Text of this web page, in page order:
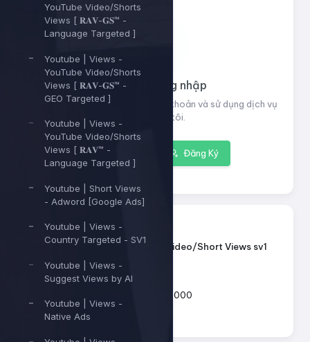
YouTube Video/Shorts
Views [ 𝐑𝐀𝐕-𝐆𝐒™ -
Language Targeted ]
Youtube | Views -
YouTube Video/Shorts
Views [ 𝐑𝐀𝐕-𝐆𝐒™ -
GEO Targeted ]
Youtube | Views -
YouTube Video/Shorts
Views [ 𝐑𝐀𝐕™ -
Language Targeted ]
Youtube | Short Views
- Adword [Google Ads]
Youtube | Views -
Country Targeted - SV1
Youtube | Views -
Suggest Views by AI
Youtube | Views -
Native Ads
Vui lòng đăng nhập
Đăng nhập để xem thông tin tài khoản và sử dụng dịch vụ
của chúng tôi.
Đăng nhập Đăng Ký
ID dịch vụ:
Youtube - Video/Short Views sv1
Loại dịch vụ:
500 - 1.000.000
Giá mỗi 1: